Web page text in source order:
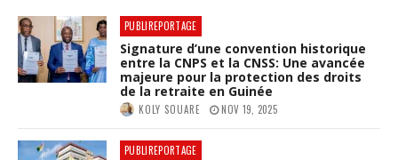
PUBLIREPORTAGE
Signature d’une convention historique
entre la CNPS et la CNSS: Une avancée
majeure pour la protection des droits
de la retraite en Guinée
KOLY SOUARE NOV 19, 2025
PUBLIREPORTAGE